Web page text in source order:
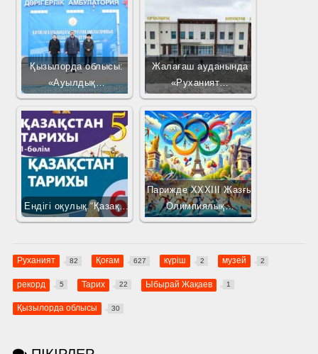
Қызылорда облысы:
«Ауылдық…
Жалағаш ауданында
«Руханият…
Ендігі оқулық “Қазақ…
Парижде XXXIII Жазғы
Олимпиялық…
Руханият 82 Қоғам 627 күріш 2 музей 2
рекорд 5 Тарих 22 Ыбырай Жақаев 1
Қызылорда облысы 30